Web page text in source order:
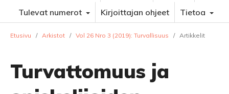
Tulevat numerot
Kirjoittajan ohjeet Tietoa
Etusivu / Arkistot / Vol 26 Nro 3 (2019): Turvallisuus / Artikkelit
Turvattomuus ja